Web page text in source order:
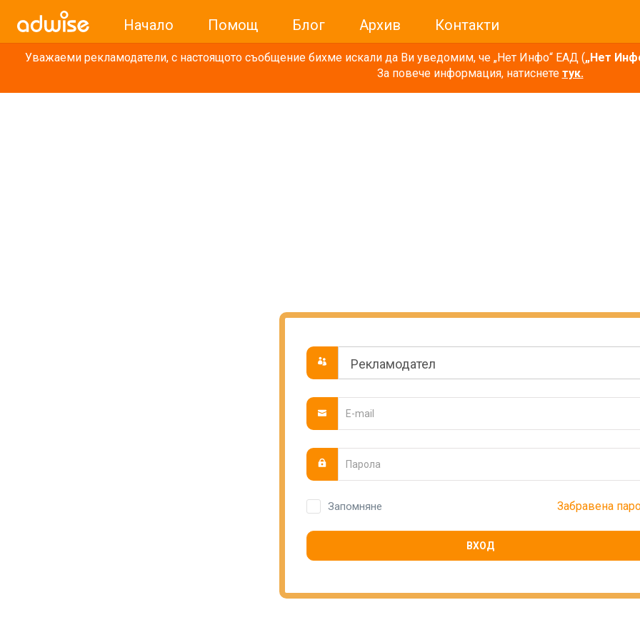
Начало Помощ Блог Архив Контакти
Уважаеми рекламодатели, с настоящото съобщение бихме искали да Ви уведомим, че „Нет Инфо“ ЕАД („Нет
За повече информация, натиснете тук.
Запомняне Забравена
ВХОД